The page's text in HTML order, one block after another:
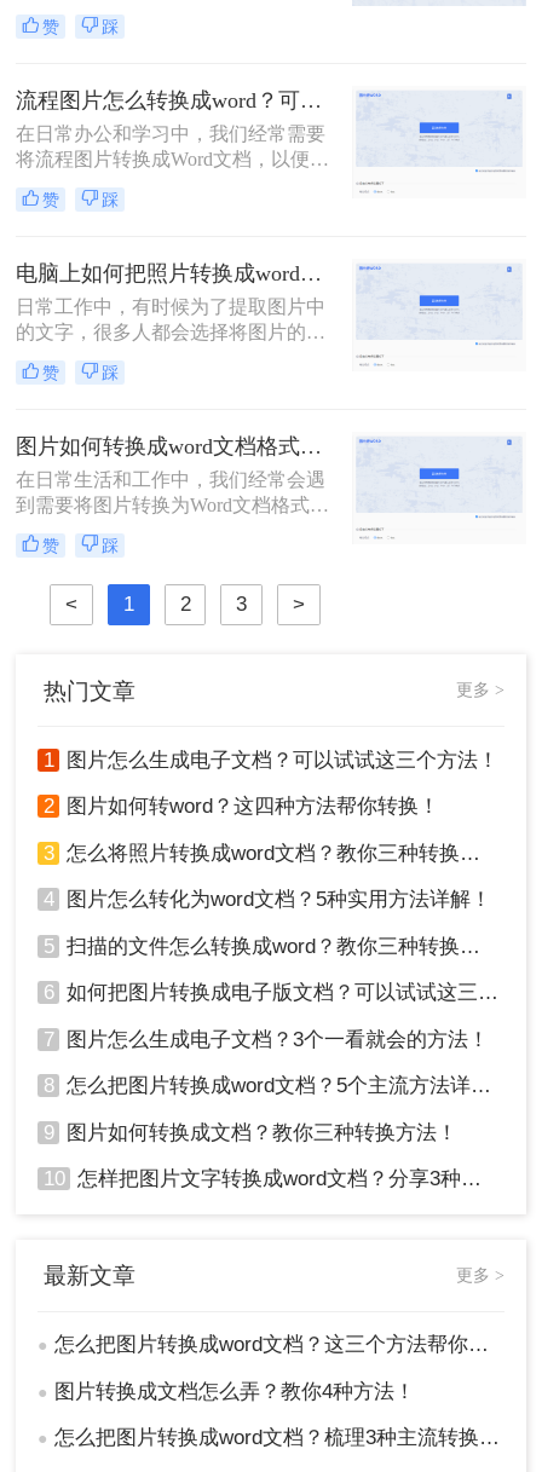
方便我们随时随地阅读，还便于编
辑、分享和存储。本文将介绍如何将
赞 踩
流程图片怎么转换成word？可以试试这三个方法！
在日常办公和学习中，我们经常需要
将流程图片转换成Word文档，以便于
编辑、修改和分享。那么流程图片怎
么转换成word呢？本文将为你介绍三
法，帮助你更高效地完成这一任务。
赞 踩
电脑上如何把照片转换成word文档？转换图片为Word文档的二大妙招！
日常工作中，有时候为了提取图片中
的文字，很多人都会选择将图片的内
容一个字一个字的录入到Word中，费
时费力不说，还总容易出错。其实想
还是有很多快速且好用的方法的，今
天就来教大家电脑上如何把照片转换
成word文档。
赞 踩
图片如何转换成word文档格式？分享三个转换方法！
在日常生活和工作中，我们经常会遇
到需要将图片转换为Word文档格式的
情况。这种需求可能来自于需要将图
片中的文字提取出来进行编辑，或者
是将图片中的表格转换为可编辑的表
格格式。那么图片如何转换成word文
档格式呢？下面，我们将介绍几种常
Word文档的转换。
赞 踩
< 1 2 3 >
热门文章 更多 >
1 图片怎么生成电子文档？可以试试这三个方法！
2 图片如何转word？这四种方法帮你转换！
3 怎么将照片转换成word文档？教你三种转换方法！
4 图片怎么转化为word文档？5种实用方法详解！
5 扫描的文件怎么转换成word？教你三种转换方法！
6 如何把图片转换成电子版文档？可以试试这三个方法！
7 图片怎么生成电子文档？3个一看就会的方法！
8 怎么把图片转换成word文档？5个主流方法详解！
9 图片如何转换成文档？教你三种转换方法！
10 怎样把图片文字转换成word文档？分享3种简单方法，1秒搞定！
最新文章 更多 >
● 怎么把图片转换成word文档？这三个方法帮你轻松解决！
● 图片转换成文档怎么弄？教你4种方法！
● 怎么把图片转换成word文档？梳理3种主流转换方法！